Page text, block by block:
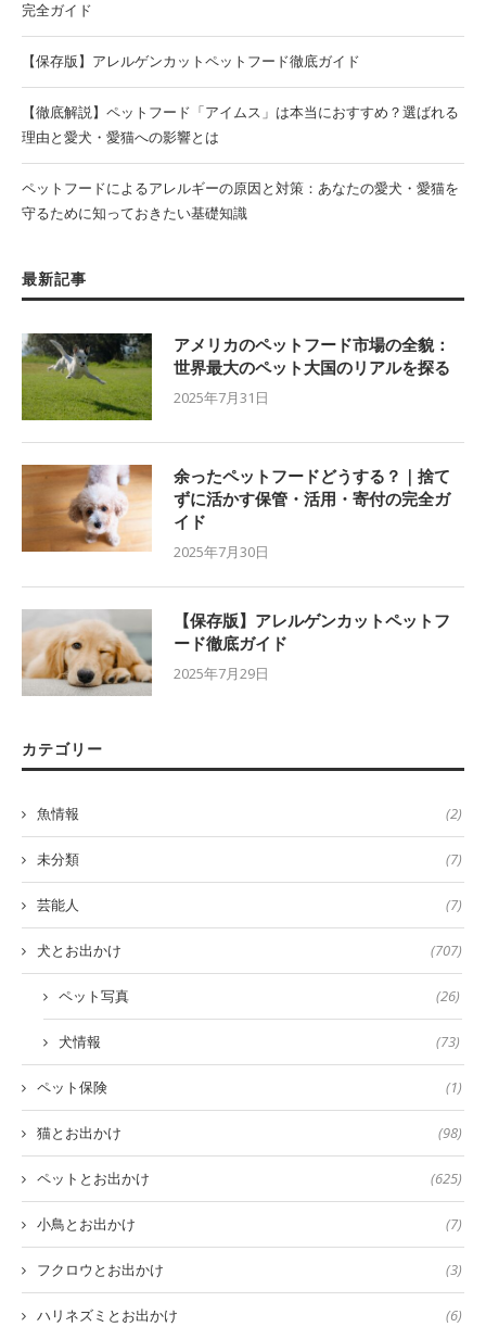
完全ガイド
【保存版】アレルゲンカットペットフード徹底ガイド
【徹底解説】ペットフード「アイムス」は本当におすすめ？選ばれる
理由と愛犬・愛猫への影響とは
ペットフードによるアレルギーの原因と対策：あなたの愛犬・愛猫を
守るために知っておきたい基礎知識
最新記事
アメリカのペットフード市場の全貌：
世界最大のペット大国のリアルを探る
2025年7月31日
余ったペットフードどうする？｜捨て
ずに活かす保管・活用・寄付の完全ガ
イド
2025年7月30日
【保存版】アレルゲンカットペットフ
ード徹底ガイド
2025年7月29日
カテゴリー
魚情報 (2)
未分類 (7)
芸能人 (7)
犬とお出かけ (707)
ペット写真 (26)
犬情報 (73)
ペット保険 (1)
猫とお出かけ (98)
ペットとお出かけ (625)
小鳥とお出かけ (7)
フクロウとお出かけ (3)
ハリネズミとお出かけ (6)